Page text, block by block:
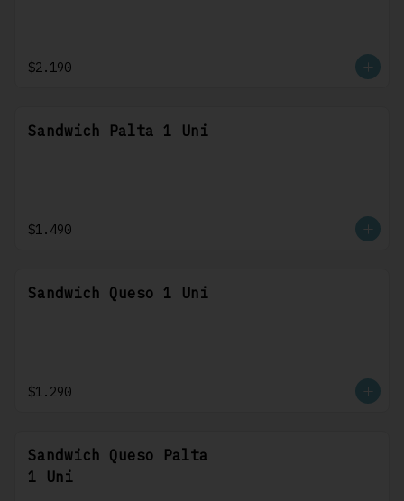
$2.190
Sandwich Palta 1 Uni
$1.490
Sandwich Queso 1 Uni
$1.290
Sandwich Queso Palta
1 Uni